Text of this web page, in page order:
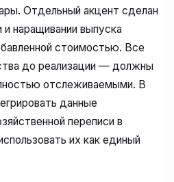
Отдельный акцент сделан
и наращивании выпуска
стоимостью. Все
до реализации — должны
отслеживаемыми. В
данные
переписи в
их как единый